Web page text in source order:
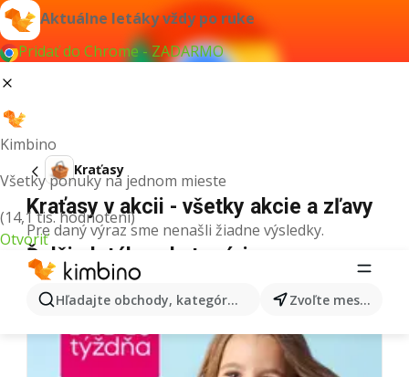
Aktuálne letáky vždy po ruke
Pridať do Chrome - ZADARMO
Kimbino
Všetky ponuky na jednom mieste
(14,1 tis. hodnotení)
Otvoriť
Hľadajte obchody, kategórie, produkty... Zvoľte mesto
Kraťasy
Kraťasy v akcii - všetky akcie a zľavy
Pre daný výraz sme nenašli žiadne výsledky.
Ďalšie letáky z kategórie